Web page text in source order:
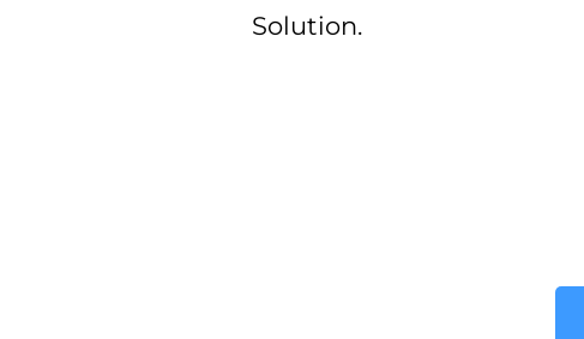
Solution.